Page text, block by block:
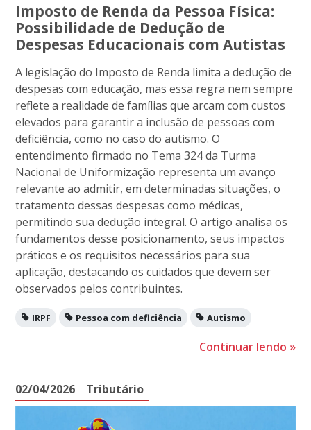
Imposto de Renda da Pessoa Física:
Possibilidade de Dedução de
Despesas Educacionais com Autistas
A legislação do Imposto de Renda limita a dedução de
despesas com educação, mas essa regra nem sempre
reflete a realidade de famílias que arcam com custos
elevados para garantir a inclusão de pessoas com
deficiência, como no caso do autismo. O
entendimento firmado no Tema 324 da Turma
Nacional de Uniformização representa um avanço
relevante ao admitir, em determinadas situações, o
tratamento dessas despesas como médicas,
permitindo sua dedução integral. O artigo analisa os
fundamentos desse posicionamento, seus impactos
práticos e os requisitos necessários para sua
aplicação, destacando os cuidados que devem ser
observados pelos contribuintes.
IRPF Pessoa com deficiência Autismo
Continuar lendo »
02/04/2026 Tributário